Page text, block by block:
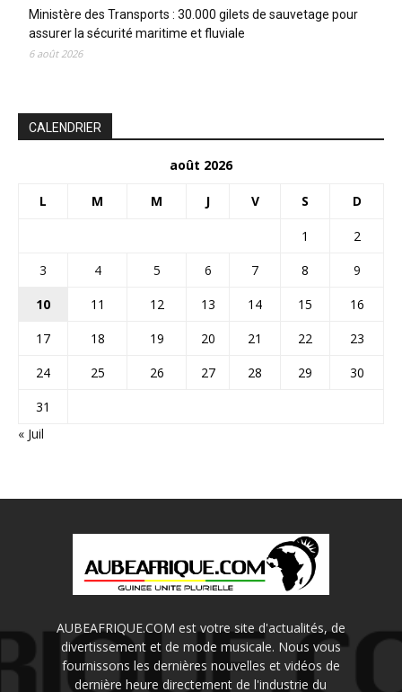
Ministère des Transports : 30.000 gilets de sauvetage pour
assurer la sécurité maritime et fluviale
6 août 2026
CALENDRIER
août 2026
L M M J V S D
1
2
3
4 5 6 7 8
9
10
11 12 13 14 15
16
17
18 19 20 21 22
23
24
25 26 27 28 29
30
31
« Juil
AUBEAFRIQUE.COM est votre site d'actualités, de
divertissement et de mode musicale. Nous vous
fournissons les dernières nouvelles et vidéos de
dernière heure directement de l'industrie du